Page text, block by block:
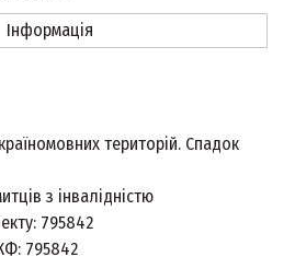
Інформація
територій. Спадок
з інвалідністю
795842
795842